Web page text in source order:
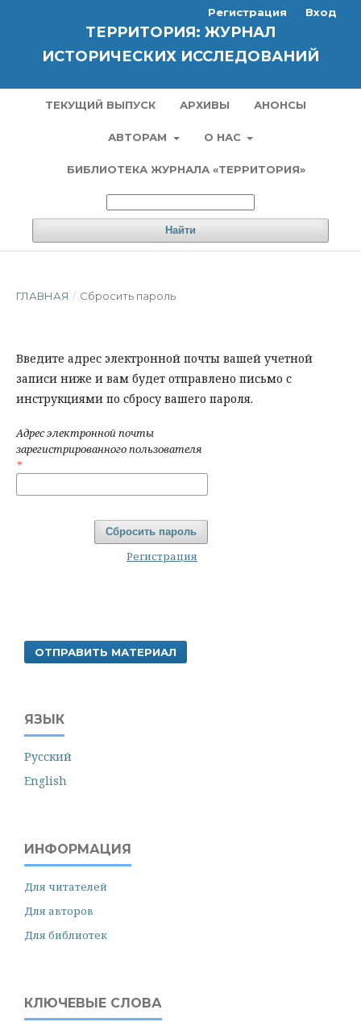
ТЕРРИТОРИЯ: ЖУРНАЛ
ИСТОРИЧЕСКИХ ИССЛЕДОВАНИЙ
ТЕКУЩИЙ ВЫПУСК АРХИВЫ АНОНСЫ
АВТОРАМ О НАС
БИБЛИОТЕКА ЖУРНАЛА «ТЕРРИТОРИЯ»
Найти
Регистрация Вход
ГЛАВНАЯ / Сбросить пароль
Введите адрес электронной почты вашей учетной
записи ниже и вам будет отправлено письмо с
инструкциями по сбросу вашего пароля.
Адрес электронной почты
зарегистрированного пользователя
*
Сбросить пароль
Регистрация
ОТПРАВИТЬ МАТЕРИАЛ
ЯЗЫК
Русский
English
ИНФОРМАЦИЯ
Для читателей
Для авторов
Для библиотек
КЛЮЧЕВЫЕ СЛОВА